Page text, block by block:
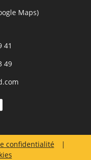
Maps)
41
49
confidentialité